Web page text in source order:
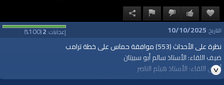
إعجابات:2
(
100
%) التاريخ: 10/10/2025
نظرة على الأحداث (553) موافقة حماس على خطة ترامب
ضيف اللقاء: الأستاذ سالم أبو سبيتان
أجرى اللقاء: الأستاذ هيثم الناصر
الجمعة، 18 ربيع الآخر 1447هـ| 2025/10/10م